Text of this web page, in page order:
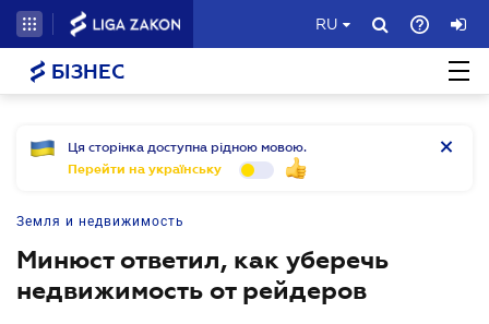
RU
БІЗНЕС
Ця сторінка доступна рідною мовою.
Перейти на українську
Земля и недвижимость
Минюст ответил, как уберечь
недвижимость от рейдеров